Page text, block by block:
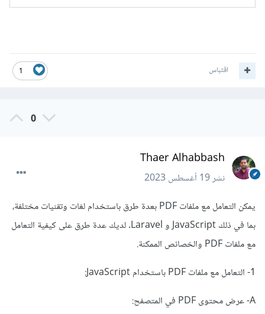
1 اقتباس
0
Thaer Alhabbash
نشر19 أغسطس 2023
يمكن التعامل مع ملفات PDF بعدة طرق باستخدام لغات وتقنيات مختلفة،
بما في ذلك JavaScript و Laravel. لديك عدة طرق على كيفية التعامل
مع ملفات PDF والخصائص الممكنة.
1- التعامل مع ملفات PDF باستخدام JavaScript:
A- عرض محتوى PDF في المتصفح: